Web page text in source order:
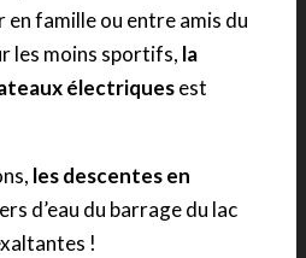
famille ou entre amis du
les moins sportifs, la
électriquesest
les descentes en
d’eau du barrage du lac
!